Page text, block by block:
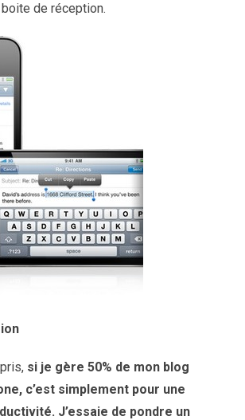
de réception.
si je gère 50% de mon blog
c’est simplement pour une
J’essaie de pondre un